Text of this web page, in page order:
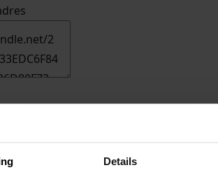
Details
/ A. de Goede. - Utrecht,
: Kemink (dl. 1) /Enkhuizer